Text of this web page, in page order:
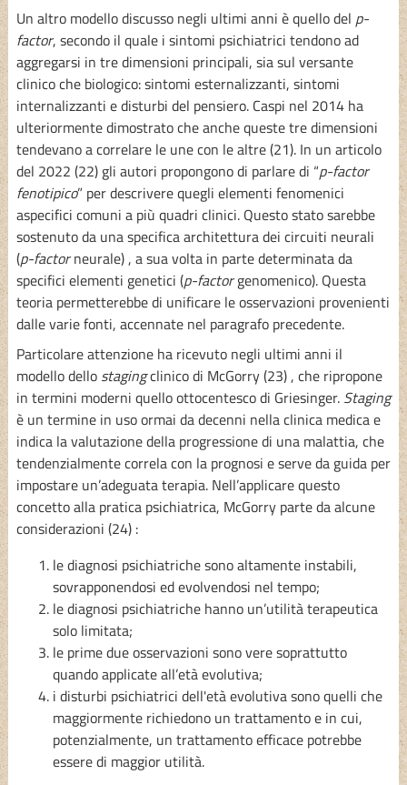
Un altro modello discusso negli ultimi anni è quello del p-
factor, secondo il quale i sintomi psichiatrici tendono ad
aggregarsi in tre dimensioni principali, sia sul versante
clinico che biologico: sintomi esternalizzanti, sintomi
internalizzanti e disturbi del pensiero. Caspi nel 2014 ha
ulteriormente dimostrato che anche queste tre dimensioni
tendevano a correlare le une con le altre (21). In un articolo
del 2022 (22) gli autori propongono di parlare di “p-factor
fenotipico” per descrivere quegli elementi fenomenici
aspecifici comuni a più quadri clinici. Questo stato sarebbe
sostenuto da una specifica architettura dei circuiti neurali
(p-factorneurale) , a sua volta in parte determinata da
specifici elementi genetici (p-factorgenomenico). Questa
teoria permetterebbe di unificare le osservazioni provenienti
dalle varie fonti, accennate nel paragrafo precedente.
Particolare attenzione ha ricevuto negli ultimi anni il
modello dello stagingclinico di McGorry (23) , che ripropone
in termini moderni quello ottocentesco di Griesinger. Staging
è un termine in uso ormai da decenni nella clinica medica e
indica la valutazione della progressione di una malattia, che
tendenzialmente correla con la prognosi e serve da guida per
impostare un’adeguata terapia. Nell’applicare questo
concetto alla pratica psichiatrica, McGorry parte da alcune
considerazioni (24) :
le diagnosi psichiatriche sono altamente instabili,
sovrapponendosi ed evolvendosi nel tempo;
le diagnosi psichiatriche hanno un’utilità terapeutica
solo limitata;
le prime due osservazioni sono vere soprattutto
quando applicate all’età evolutiva;
i disturbi psichiatrici dell'età evolutiva sono quelli che
maggiormente richiedono un trattamento e in cui,
potenzialmente, un trattamento efficace potrebbe
essere di maggior utilità.